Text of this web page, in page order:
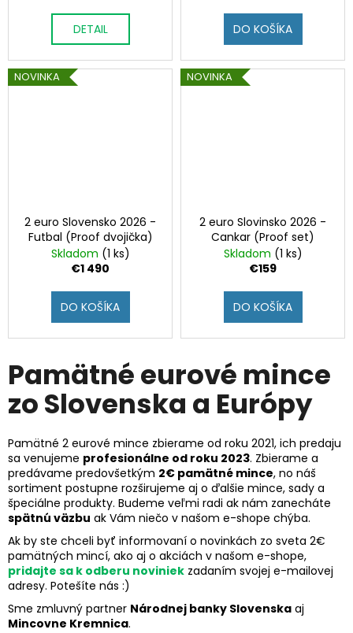
DETAIL DO KOŠÍKA
NOVINKA
2 euro Slovensko 2026 -
Futbal (Proof dvojička)
Skladom (1 ks)
€1 490
DO KOŠÍKA
NOVINKA
2 euro Slovinsko 2026 -
Cankar (Proof set)
Skladom (1 ks)
€159
DO KOŠÍKA
Pamätné eurové mince
zo Slovenska a Európy
Pamätné 2 eurové mince zbierame od roku 2021, ich predaju
sa venujeme profesionálne od roku 2023. Zbierame a
predávame predovšetkým 2€ pamätné mince, no náš
sortiment postupne rozširujeme aj o ďalšie mince, sady a
špeciálne produkty. Budeme veľmi radi ak nám zanecháte
spätnú väzbu ak Vám niečo v našom e-shope chýba.
Ak by ste chceli byť informovaní o novinkách zo sveta 2€
pamätných mincí, ako aj o akciách v našom e-shope,
pridajte sa k odberu noviniek zadaním svojej e-mailovej
adresy. Potešíte nás :)
Sme zmluvný partner Národnej banky Slovenska aj
Mincovne Kremnica.